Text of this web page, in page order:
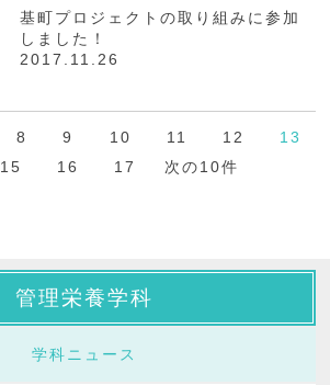
基町プロジェクトの取り組みに参加
しました！
2017.11.26
8 9 10 11 12
13
15 16 17 次の10件
管理栄養学科
学科ニュース